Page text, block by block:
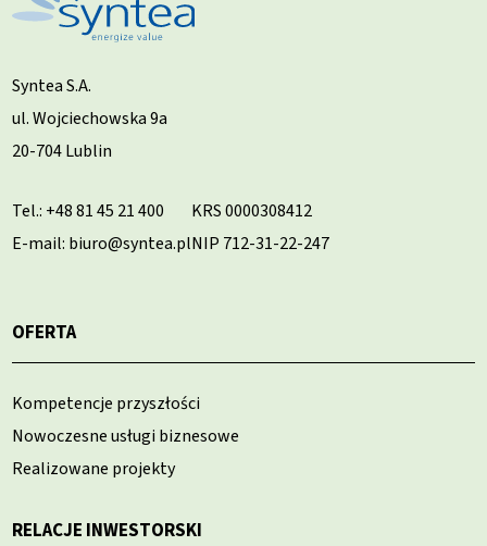
Syntea S.A.
ul. Wojciechowska 9a
20-704 Lublin
Tel.: +48 81 45 21 400
E-mail: biuro@syntea.pl
KRS 0000308412
NIP 712-31-22-247
OFERTA
Kompetencje przyszłości
Nowoczesne usługi biznesowe
Realizowane projekty
RELACJE INWESTORSKI